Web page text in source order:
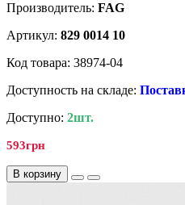
Производитель: FAG
Артикул: 829 0014 10
Код товара: 38974-04
Доступность на складе:
Доступно: 2шт.
593грн
В корзину